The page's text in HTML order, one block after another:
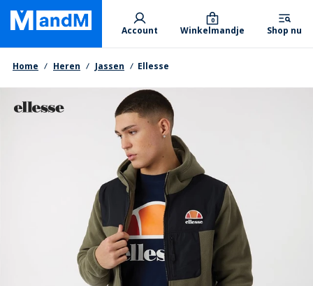
Skip
main
content
Primary departments
Account Winkelmandje
0
Shop nu
Kruimelpad
Home Heren Jassen Ellesse